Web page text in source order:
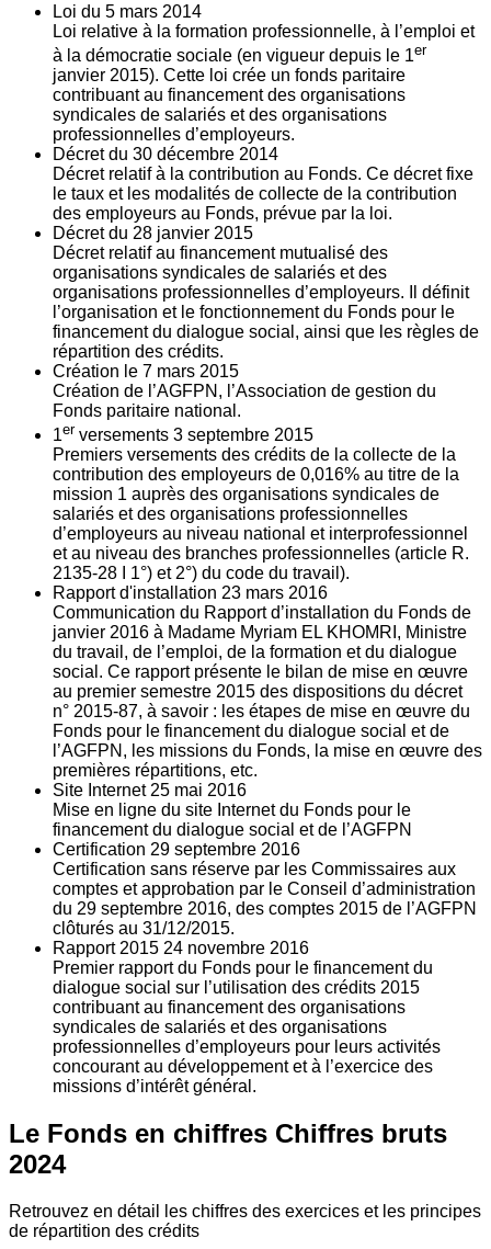
Loi du 5 mars 2014
Loi relative à la formation professionnelle, à l’emploi et
à la démocratie sociale (en vigueur depuis le 1er
janvier 2015). Cette loi crée un fonds paritaire
contribuant au financement des organisations
syndicales de salariés et des organisations
professionnelles d’employeurs.
Décret du 30 décembre 2014
Décret relatif à la contribution au Fonds. Ce décret fixe
le taux et les modalités de collecte de la contribution
des employeurs au Fonds, prévue par la loi.
Décret du 28 janvier 2015
Décret relatif au financement mutualisé des
organisations syndicales de salariés et des
organisations professionnelles d’employeurs. Il définit
l’organisation et le fonctionnement du Fonds pour le
financement du dialogue social, ainsi que les règles de
répartition des crédits.
Création le 7 mars 2015
Création de l’AGFPN, l’Association de gestion du
Fonds paritaire national.
1er versements 3 septembre 2015
Premiers versements des crédits de la collecte de la
contribution des employeurs de 0,016% au titre de la
mission 1 auprès des organisations syndicales de
salariés et des organisations professionnelles
d’employeurs au niveau national et interprofessionnel
et au niveau des branches professionnelles (article R.
2135‐28 I 1°) et 2°) du code du travail).
Rapport d'installation 23 mars 2016
Communication du Rapport d’installation du Fonds de
janvier 2016 à Madame Myriam EL KHOMRI, Ministre
du travail, de l’emploi, de la formation et du dialogue
social. Ce rapport présente le bilan de mise en œuvre
au premier semestre 2015 des dispositions du décret
n° 2015-87, à savoir : les étapes de mise en œuvre du
Fonds pour le financement du dialogue social et de
l’AGFPN, les missions du Fonds, la mise en œuvre des
premières répartitions, etc.
Site Internet 25 mai 2016
Mise en ligne du site Internet du Fonds pour le
financement du dialogue social et de l’AGFPN
Certification 29 septembre 2016
Certification sans réserve par les Commissaires aux
comptes et approbation par le Conseil d’administration
du 29 septembre 2016, des comptes 2015 de l’AGFPN
clôturés au 31/12/2015.
Rapport 2015 24 novembre 2016
Premier rapport du Fonds pour le financement du
dialogue social sur l’utilisation des crédits 2015
contribuant au financement des organisations
syndicales de salariés et des organisations
professionnelles d’employeurs pour leurs activités
concourant au développement et à l’exercice des
missions d’intérêt général.
Le Fonds en chiffres Chiffres bruts
2024
Retrouvez en détail les chiffres des exercices et les principes
de répartition des crédits